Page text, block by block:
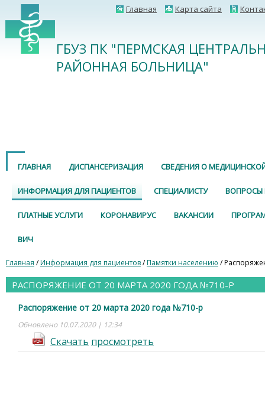
Главная Карта сайта
ГБУЗ ПК "ПЕРМСКАЯ
РАЙОННАЯ БОЛЬНИЦА"
ГЛАВНАЯ ДИСПАНСЕРИЗАЦИЯ СВЕДЕНИЯ О
ИНФОРМАЦИЯ ДЛЯ ПАЦИЕНТОВ СПЕЦИАЛИСТУ ВОПРОСЫ
ПЛАТНЫЕ УСЛУГИ КОРОНАВИРУС ВАКАНСИИ
ВИЧ
Главная /Информация для пациентов/Памятки населению /
РАСПОРЯЖЕНИЕ ОТ 20 МАРТА 2020 ГОДА №710-Р
Распоряжение от 20 марта 2020 года №710-р
Обновлено 10.07.2020 | 12:34
Cкачать просмотреть